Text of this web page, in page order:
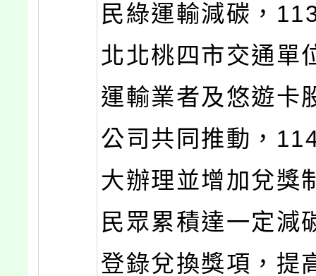
民綠運輸減碳，
北北桃四市交通單
運輸業者及悠遊卡
公司共同推動，
大辦理並增加兌獎
民眾累積達一定減
登錄兌換獎項，提